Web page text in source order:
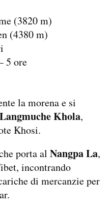
(3820 m)
(4380 m)
5 ore
la morena e si
Langmuche Khola,
Khosi.
porta al Nangpa La,
incontrando
di mercanzie per